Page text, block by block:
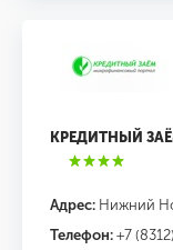
КРЕДИТНЫЙ
Адрес: Нижний
Телефон: +7